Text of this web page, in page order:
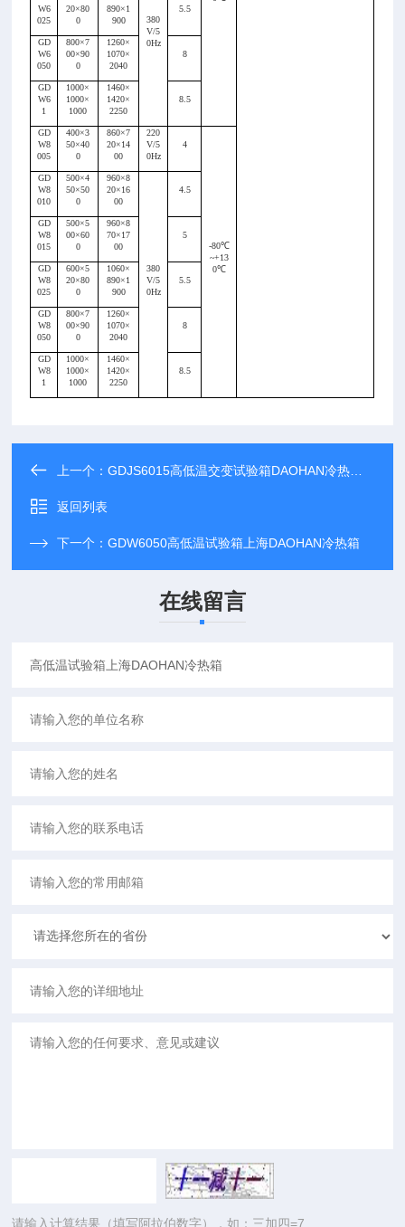
380
V/5
0Hz
W6
025
20×80
0
890×1
900
5.5
GD
W6
050
800×7
00×90
0
1260×
1070×
2040
8
GD
W6
1
1000×
1000×
1000
1460×
1420×
2250
8.5
GD
W8
005
400×3
50×40
0
860×7
20×14
00
220
V/5
0Hz
4
-80℃
~+13
0℃
GD
W8
010
500×4
50×50
0
960×8
20×16
00
380
V/5
0Hz
4.5
GD
W8
015
500×5
00×60
0
960×8
70×17
00
5
GD
W8
025
600×5
20×80
0
1060×
890×1
900
5.5
GD
W8
050
800×7
00×90
0
1260×
1070×
2040
8
GD
W8
1
1000×
1000×
1000
1460×
1420×
2250
8.5
上一个：GDJS6015高低温交变试验箱DAOHAN冷热交变测试箱
返回列表
下一个：GDW6050高低温试验箱上海DAOHAN冷热箱
在线留言
请输入计算结果（填写阿拉伯数字），如：三加四=7